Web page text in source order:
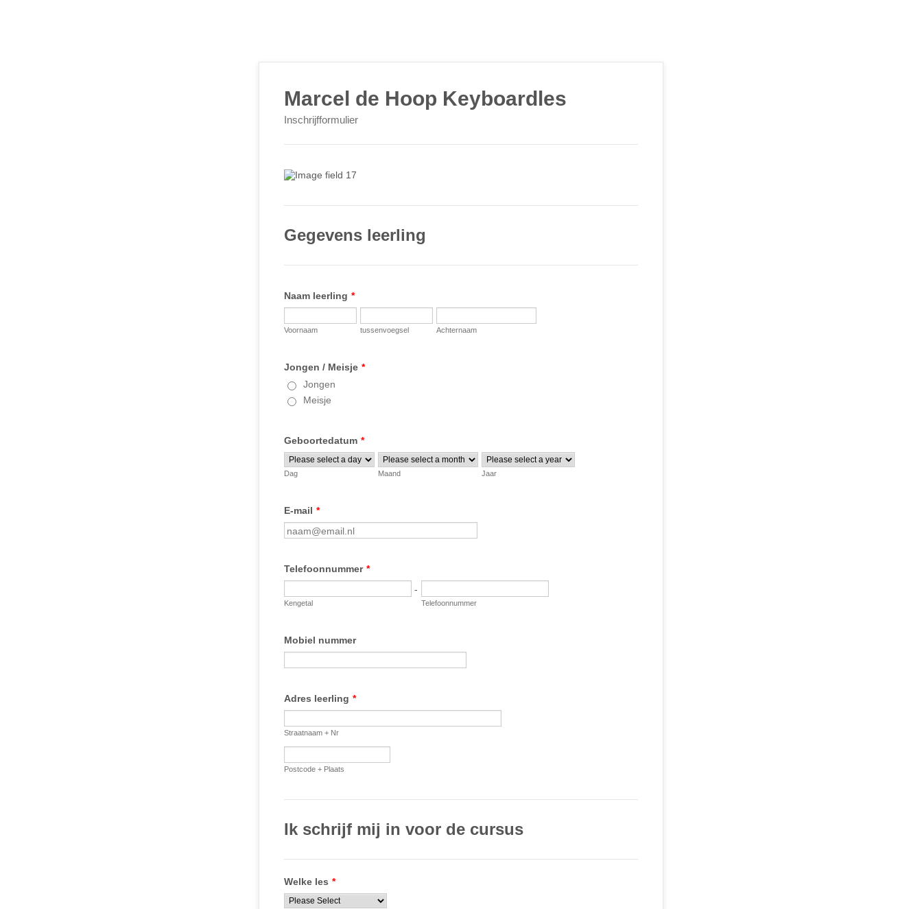
Marcel de Hoop Keyboardles
Inschrijfformulier
Gegevens leerling
Naam leerling *
Voornaam tussenvoegsel Achternaam
Jongen / Meisje *
Jongen
Meisje
Geboortedatum *
Dag Maand Jaar
E-mail *
Telefoonnummer *
-
Kengetal Telefoonnummer
Mobiel nummer
Adres leerling *
Straatnaam + Nr
Postcode + Plaats
Ik schrijf mij in voor de cursus
Welke les *